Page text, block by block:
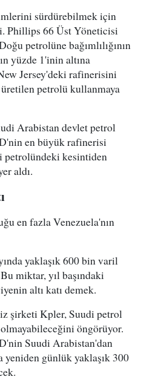
sürdürebilmek için
Phillips 66 Üst Yöneticisi
petrolüne bağımlılığının
yüzde 1'inin altına
Jersey'deki rafinerisini
petrolü kullanmaya
Arabistan devlet petrol
en büyük rafinerisi
petrolündeki kesintiden
aldı.
en fazla Venezuela'nın
yaklaşık 600 bin varil
miktar, yıl başındaki
altı katı demek.
şirketi Kpler, Suudi petrol
öngörüyor.
Suudi Arabistan'dan
yeniden günlük yaklaşık 300